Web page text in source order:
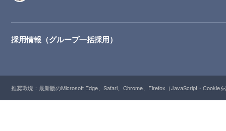
採用情報（グループ一括採用）
推奨環境：最新版のMicrosoft Edge、Safari、Chrome、Firefox（JavaScript・Cookie